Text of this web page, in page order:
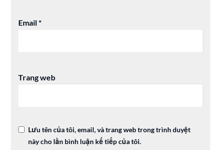
Email*
Trang web
Lưu tên của tôi, email, và trang web trong trình duyệt
này cho lần bình luận kế tiếp của tôi.